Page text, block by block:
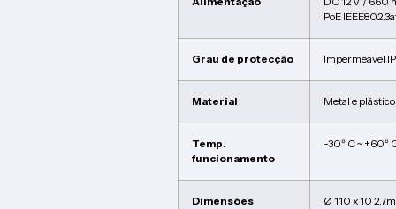
PoE
Grau de protecção Impermeável
Material Metal e plástico
Temp.
funcionamento
-30º C ~ +60º
Dimensões Ø 110 x 10